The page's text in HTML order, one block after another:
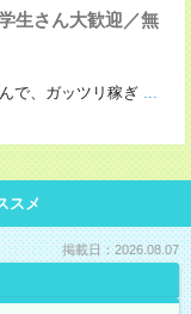
生さん大歓迎／無
で、ガッツリ稼ぎ ...
スメ
掲載日：2026.08.07